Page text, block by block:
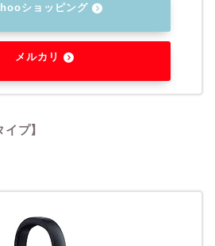
ショッピング
メルカリ
プ】